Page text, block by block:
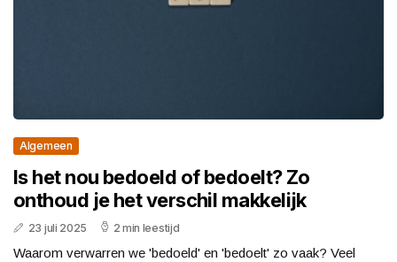
Algemeen
Is het nou bedoeld of bedoelt? Zo
onthoud je het verschil makkelijk
23 juli 2025 2 min leestijd
Waarom verwarren we 'bedoeld' en 'bedoelt' zo vaak? Veel